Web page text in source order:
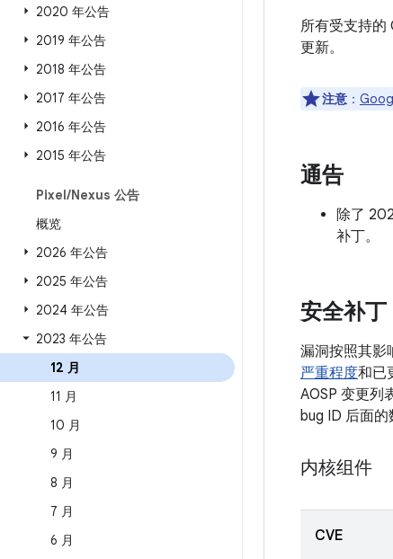
2020 年公告
2019 年公告
2018 年公告
2017 年公告
2016 年公告
2015 年公告
Pixel/Nexus 公告
概览
2026 年公告
2025 年公告
2024 年公告
2023 年公告
12 月
11 月
10 月
9 月
8 月
7 月
6 月
所有受支持的
更新。
注意 ：
通告
除了
补丁。
安全补丁
漏洞按照其影
严重程度和已
AOSP 变更列
bug ID 后面的
内核组件
CVE